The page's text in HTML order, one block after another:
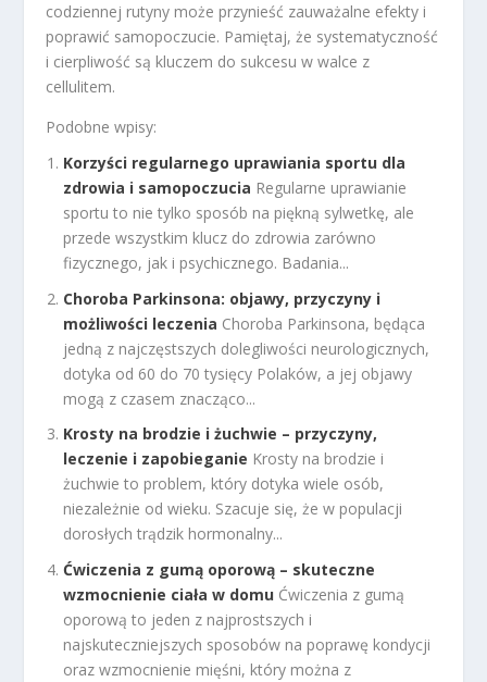
codziennej rutyny może przynieść zauważalne efekty i
poprawić samopoczucie. Pamiętaj, że systematyczność
i cierpliwość są kluczem do sukcesu w walce z
cellulitem.
Podobne wpisy:
Korzyści regularnego uprawiania sportu dla
zdrowia i samopoczucia Regularne uprawianie
sportu to nie tylko sposób na piękną sylwetkę, ale
przede wszystkim klucz do zdrowia zarówno
fizycznego, jak i psychicznego. Badania...
Choroba Parkinsona: objawy, przyczyny i
możliwości leczenia Choroba Parkinsona, będąca
jedną z najczęstszych dolegliwości neurologicznych,
dotyka od 60 do 70 tysięcy Polaków, a jej objawy
mogą z czasem znacząco...
Krosty na brodzie i żuchwie – przyczyny,
leczenie i zapobieganie Krosty na brodzie i
żuchwie to problem, który dotyka wiele osób,
niezależnie od wieku. Szacuje się, że w populacji
dorosłych trądzik hormonalny...
Ćwiczenia z gumą oporową – skuteczne
wzmocnienie ciała w domu Ćwiczenia z gumą
oporową to jeden z najprostszych i
najskuteczniejszych sposobów na poprawę kondycji
oraz wzmocnienie mięśni, który można z